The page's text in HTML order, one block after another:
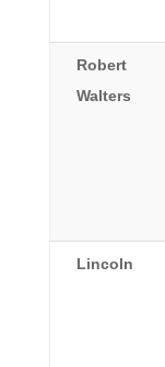
Robert
Walters
Lincoln